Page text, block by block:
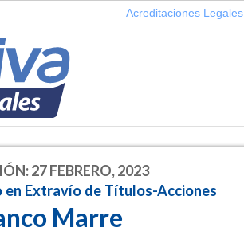
Acreditaciones Legales
27 FEBRERO, 2023
en Extravío de Títulos-Acciones
Marre